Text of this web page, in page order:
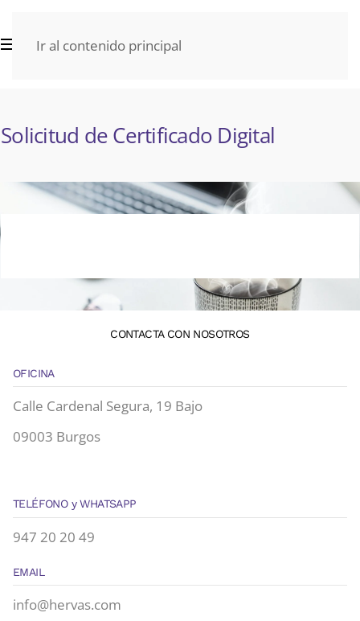
Ir al contenido principal
Solicitud de Certificado Digital
CONTACTA CON NOSOTROS
OFICINA
Calle Cardenal Segura, 19 Bajo
09003 Burgos
TELÉFONO y WHATSAPP
947 20 20 49
EMAIL
info@hervas.com